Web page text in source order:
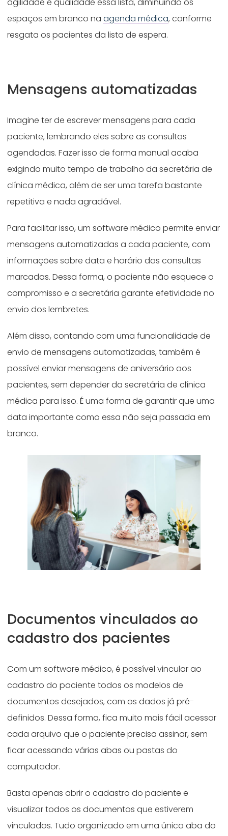
espaços em branco naagenda médica, conforme
resgata os pacientes da lista de espera.
Mensagens automatizadas
Imagine ter de escrever mensagens para cada
paciente, lembrando eles sobre as consultas
agendadas. Fazer isso de forma manual acaba
exigindo muito tempo de trabalho da secretária de
clínica médica, além de ser uma tarefa bastante
repetitiva e nada agradável.
Para facilitar isso, um software médico permite enviar
mensagens automatizadas a cada paciente, com
informações sobre data e horário das consultas
marcadas. Dessa forma, o paciente não esquece o
compromisso e a secretária garante efetividade no
envio dos lembretes.
Além disso, contando com uma funcionalidade de
envio de mensagens automatizadas, também é
possível enviar mensagens de aniversário aos
pacientes, sem depender da secretária de clínica
médica para isso. É uma forma de garantir que uma
data importante como essa não seja passada em
branco.
Documentos vinculados ao
cadastro dos pacientes
Com um software médico, é possível vincular ao
cadastro do paciente todos os modelos de
documentos desejados, com os dados já pré-
definidos. Dessa forma, fica muito mais fácil acessar
cada arquivo que o paciente precisa assinar, sem
ficar acessando várias abas ou pastas do
computador.
Basta apenas abrir o cadastro do paciente e
visualizar todos os documentos que estiverem
vinculados. Tudo organizado em uma única aba do